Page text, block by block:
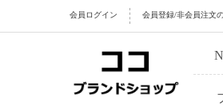
会員ログイン 会員登録/非会員注文